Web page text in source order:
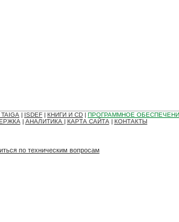
ISDEF КНИГИ И CD ПРОГРАММНОЕ
| АНАЛИТИКА КАРТА САЙТА| КОНТАКТЫ
по техническим вопросам